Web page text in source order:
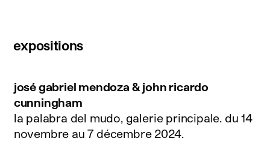
expositions
josé gabriel mendoza & john ricardo
cunningham
la palabra del mudo, galerie principale. du 14
novembre au 7 décembre 2024.